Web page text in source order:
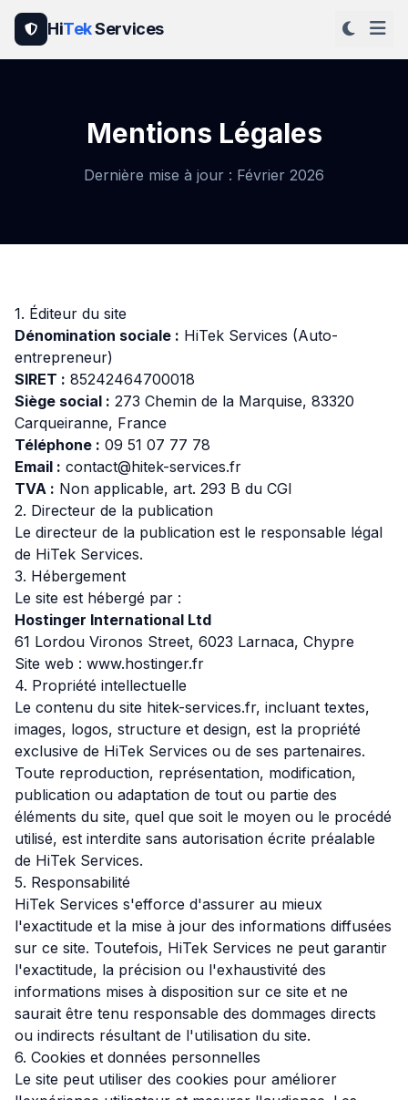
HiTekServices
Mentions Légales
Dernière mise à jour : Février 2026
1. Éditeur du site
Dénomination sociale : HiTek Services (Auto-
entrepreneur)
SIRET : 85242464700018
Siège social : 273 Chemin de la Marquise, 83320
Carqueiranne, France
Téléphone : 09 51 07 77 78
Email : contact@hitek-services.fr
TVA : Non applicable, art. 293 B du CGI
2. Directeur de la publication
Le directeur de la publication est le responsable légal
de HiTek Services.
3. Hébergement
Le site est hébergé par :
Hostinger International Ltd
61 Lordou Vironos Street, 6023 Larnaca, Chypre
Site web : www.hostinger.fr
4. Propriété intellectuelle
Le contenu du site hitek-services.fr, incluant textes,
images, logos, structure et design, est la propriété
exclusive de HiTek Services ou de ses partenaires.
Toute reproduction, représentation, modification,
publication ou adaptation de tout ou partie des
éléments du site, quel que soit le moyen ou le procédé
utilisé, est interdite sans autorisation écrite préalable
de HiTek Services.
5. Responsabilité
HiTek Services s'efforce d'assurer au mieux
l'exactitude et la mise à jour des informations diffusées
sur ce site. Toutefois, HiTek Services ne peut garantir
l'exactitude, la précision ou l'exhaustivité des
informations mises à disposition sur ce site et ne
saurait être tenu responsable des dommages directs
ou indirects résultant de l'utilisation du site.
6. Cookies et données personnelles
Le site peut utiliser des cookies pour améliorer